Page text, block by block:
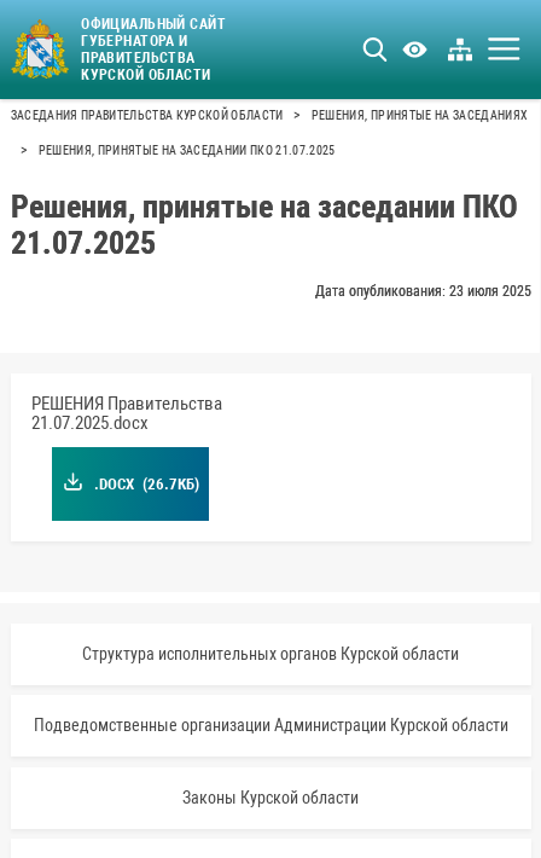
ОФИЦИАЛЬНЫЙ САЙТ
ГУБЕРНАТОРА И
ПРАВИТЕЛЬСТВА
КУРСКОЙ ОБЛАСТИ
ЗАСЕДАНИЯ ПРАВИТЕЛЬСТВА КУРСКОЙ ОБЛАСТИ > РЕШЕНИЯ, ПРИНЯТЫЕ НА ЗАСЕДАНИЯХ
> РЕШЕНИЯ, ПРИНЯТЫЕ НА ЗАСЕДАНИИ ПКО 21.07.2025
Решения, принятые на заседании ПКО
21.07.2025
Дата опубликования: 23 июля 2025
РЕШЕНИЯ Правительства
21.07.2025.docx
.DOCX (26.7КБ)
Структура исполнительных органов Курской области
Подведомственные организации Администрации Курской области
Законы Курской области